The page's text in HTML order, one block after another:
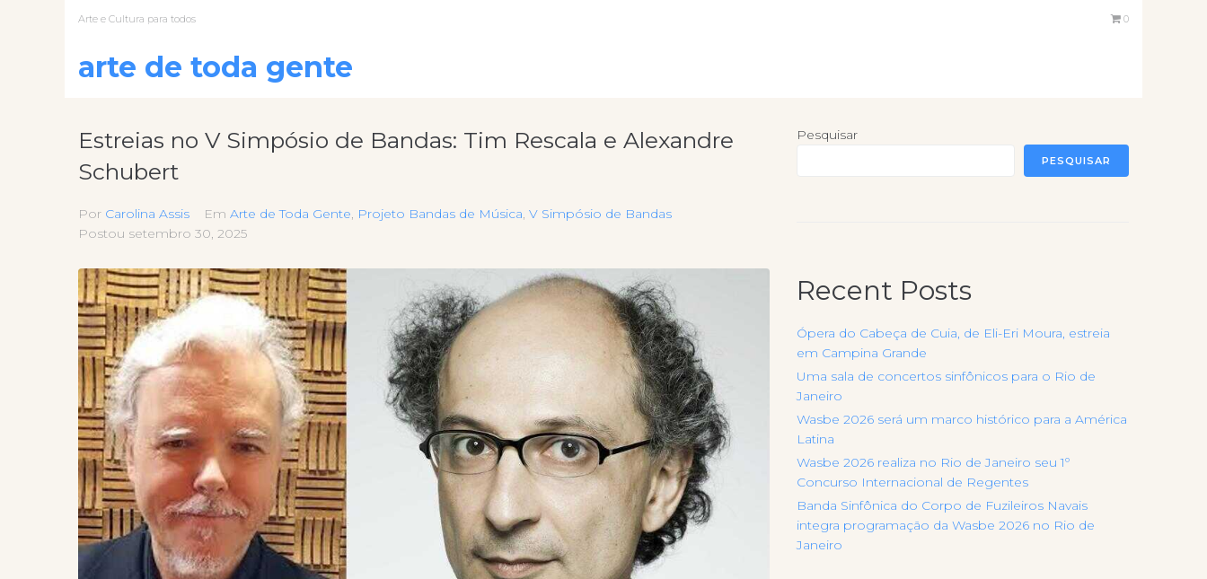
Arte e Cultura para todos 0
arte de toda gente
Estreias no V Simpósio de Bandas: Tim Rescala e Alexandre
Schubert
Por Carolina Assis Em Arte de Toda Gente, Projeto Bandas de Música, V Simpósio de Bandas
Postou setembro 30, 2025
Pesquisar
PESQUISAR
Recent Posts
Ópera do Cabeça de Cuia, de Eli-Eri Moura, estreia
em Campina Grande
Uma sala de concertos sinfônicos para o Rio de
Janeiro
Wasbe 2026 será um marco histórico para a América
Latina
Wasbe 2026 realiza no Rio de Janeiro seu 1º
Concurso Internacional de Regentes
Banda Sinfônica do Corpo de Fuzileiros Navais
integra programação da Wasbe 2026 no Rio de
Janeiro